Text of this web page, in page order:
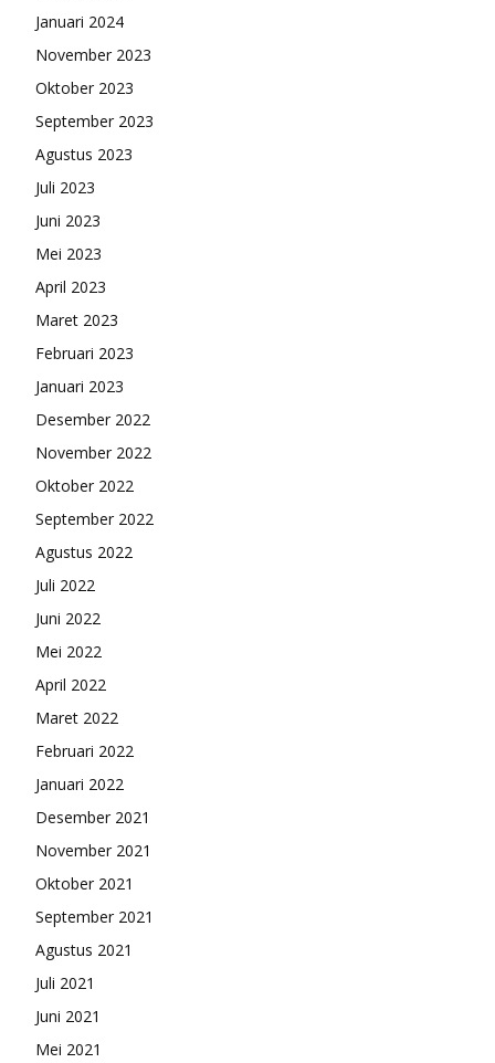
Januari 2024
November 2023
Oktober 2023
September 2023
Agustus 2023
Juli 2023
Juni 2023
Mei 2023
April 2023
Maret 2023
Februari 2023
Januari 2023
Desember 2022
November 2022
Oktober 2022
September 2022
Agustus 2022
Juli 2022
Juni 2022
Mei 2022
April 2022
Maret 2022
Februari 2022
Januari 2022
Desember 2021
November 2021
Oktober 2021
September 2021
Agustus 2021
Juli 2021
Juni 2021
Mei 2021